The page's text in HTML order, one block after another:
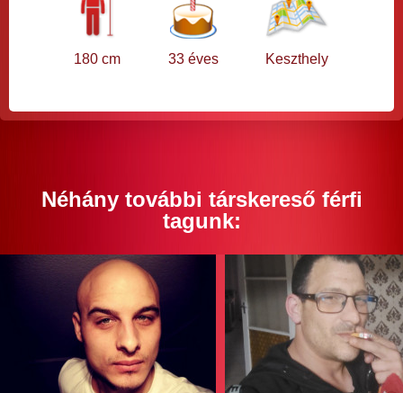
180 cm 33 éves Keszthely
Néhány további társkereső férfi
tagunk: